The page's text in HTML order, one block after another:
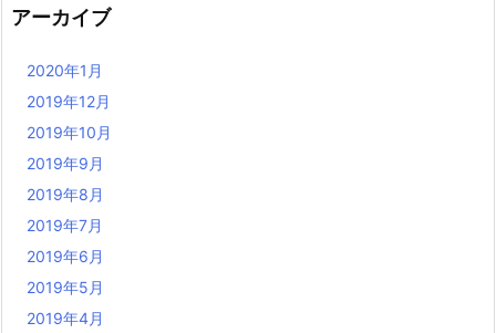
アーカイブ
2020年1月
2019年12月
2019年10月
2019年9月
2019年8月
2019年7月
2019年6月
2019年5月
2019年4月